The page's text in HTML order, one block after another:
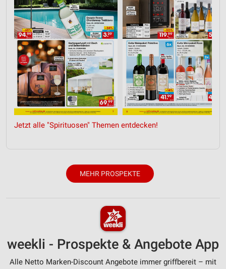
Jetzt alle "Spirituosen" Themen entdecken!
MEHR PROSPEKTE
weekli - Prospekte & Angebote App
Alle Netto Marken-Discount Angebote immer griffbereit – mit